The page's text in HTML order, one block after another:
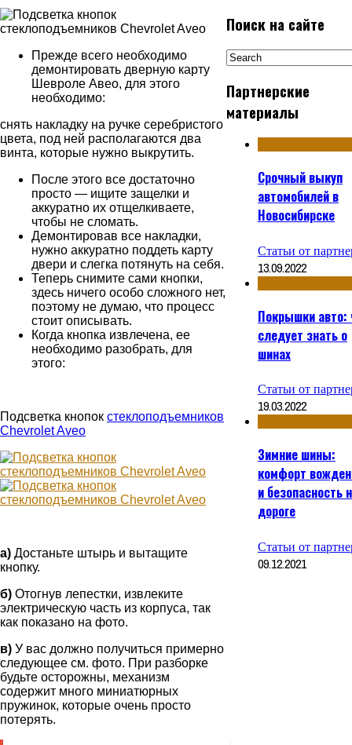
Прежде всего необходимо
демонтировать дверную карту
Шевроле Авео, для этого
необходимо:
снять накладку на ручке серебристого
цвета, под ней располагаются два
винта, которые нужно выкрутить.
После этого все достаточно
просто — ищите защелки и
аккуратно их отщелкиваете,
чтобы не сломать.
Демонтировав все накладки,
нужно аккуратно поддеть карту
двери и слегка потянуть на себя.
Теперь снимите сами кнопки,
здесь ничего особо сложного нет,
поэтому не думаю, что процесс
стоит описывать.
Когда кнопка извлечена, ее
необходимо разобрать, для
этого:
Подсветка кнопок стеклоподъемников
Chevrolet Aveo
а) Достаньте штырь и вытащите
кнопку.
б) Отогнув лепестки, извлеките
электрическую часть из корпуса, так
как показано на фото.
в) У вас должно получиться примерно
следующее см. фото. При разборке
будьте осторожны, механизм
содержит много миниатюрных
пружинок, которые очень просто
потерять.
Поиск на сайте
Партнерские
материалы
Срочный выкуп
автомобилей в
Новосибирске
Статьи от
13.09.2022
Покрышки авто:
следует знать о
шинах
Статьи от
19.03.2022
Зимние шины:
комфорт
и безопасность
дороге
Статьи от
09.12.2021